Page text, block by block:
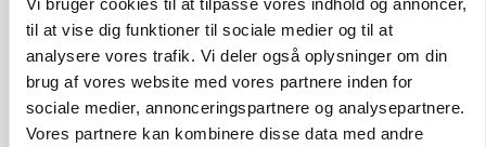
til at vise dig funktioner til sociale medier og til at
analysere vores trafik. Vi deler også oplysninger om din
brug af vores website med vores partnere inden for
sociale medier, annonceringspartnere og analysepartnere.
Vores partnere kan kombinere disse data med andre
Annonce